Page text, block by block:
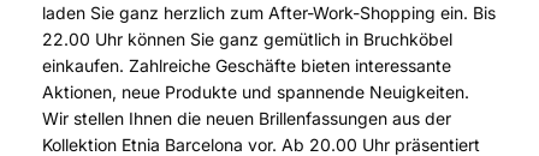
laden Sie ganz herzlich zum After-Work-Shopping ein. Bis
22.00 Uhr können Sie ganz gemütlich in Bruchköbel
einkaufen. Zahlreiche Geschäfte bieten interessante
Aktionen, neue Produkte und spannende Neuigkeiten.
Wir stellen Ihnen die neuen Brillenfassungen aus der
Kollektion Etnia Barcelona vor. Ab 20.00 Uhr präsentiert